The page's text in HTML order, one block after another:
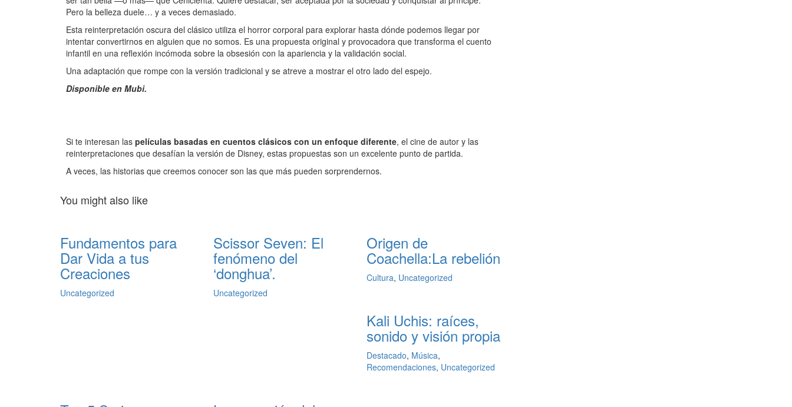
Pero la belleza duele… y a veces demasiado.
Esta reinterpretación oscura del clásico utiliza el horror corporal para explorar hasta dónde podemos llegar por
intentar convertirnos en alguien que no somos. Es una propuesta original y provocadora que transforma el cuento
infantil en una reflexión incómoda sobre la obsesión con la apariencia y la validación social.
Una adaptación que rompe con la versión tradicional y se atreve a mostrar el otro lado del espejo.
Disponible en Mubi.
Si te interesan las películas basadas en cuentos clásicos con un enfoque diferente, el cine de autor y las
reinterpretaciones que desafían la versión de Disney, estas propuestas son un excelente punto de partida.
A veces, las historias que creemos conocer son las que más pueden sorprendernos.
You might also like
Fundamentos para
Dar Vida a tus
Creaciones
Uncategorized
Scissor Seven: El
fenómeno del
‘donghua’.
Uncategorized
Origen de
Coachella:La rebelión
Cultura, Uncategorized
Kali Uchis: raíces,
sonido y visión propia
Destacado, Música,
Recomendaciones, Uncategorized